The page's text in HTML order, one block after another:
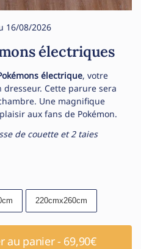
16/08/2026
électriques
électrique, votre
Cette parure sera
Une magnifique
aux fans de Pokémon.
de couette et 2 taies
220cmx260cm
au panier - 69,90€